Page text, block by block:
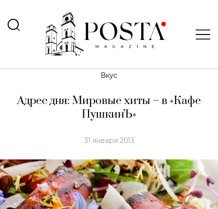
Вкус
Адрес дня: Мировые хиты – в «Кафе
ПушкинЪ»
31 января 2013